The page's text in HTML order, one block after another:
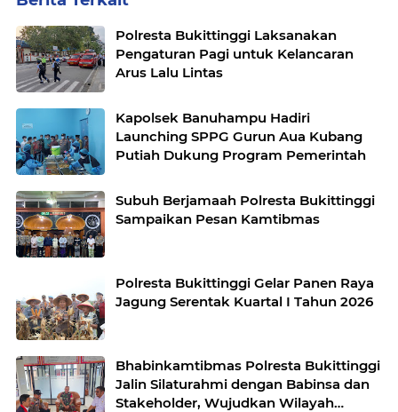
Polresta Bukittinggi Laksanakan
Pengaturan Pagi untuk Kelancaran
Arus Lalu Lintas
Kapolsek Banuhampu Hadiri
Launching SPPG Gurun Aua Kubang
Putiah Dukung Program Pemerintah
Subuh Berjamaah Polresta Bukittinggi
Sampaikan Pesan Kamtibmas
Polresta Bukittinggi Gelar Panen Raya
Jagung Serentak Kuartal I Tahun 2026
Bhabinkamtibmas Polresta Bukittinggi
Jalin Silaturahmi dengan Babinsa dan
Stakeholder, Wujudkan Wilayah